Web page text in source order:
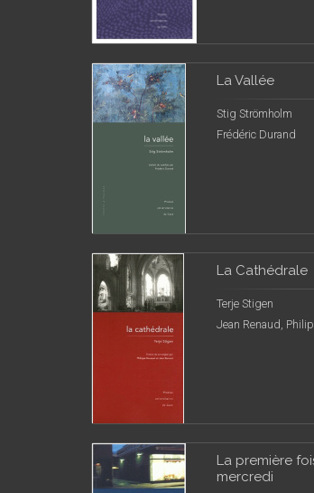
La Vallée
Stig Strömholm
Frédéric Durand
La Cathédrale
Terje Stigen
Jean Renaud,
La première
mercredi